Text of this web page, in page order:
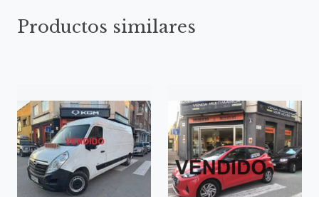
Productos similares